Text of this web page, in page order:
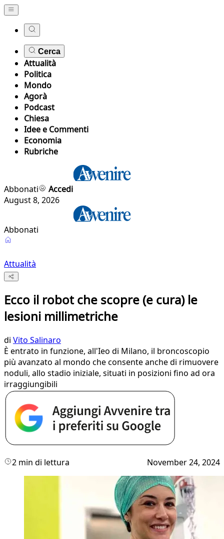
Cerca
Attualità
Politica
Mondo
Agorà
Podcast
Chiesa
Idee e Commenti
Economia
Rubriche
Abbonati
Accedi
August 8, 2026
Abbonati
Attualità
Ecco il robot che scopre (e cura) le
lesioni millimetriche
di Vito Salinaro
È entrato in funzione, all'Ieo di Milano, il broncoscopio
più avanzato al mondo che consente anche di rimuovere
noduli, allo stadio iniziale, situati in posizioni fino ad ora
irraggiungibili
2 min di lettura November 24, 2024